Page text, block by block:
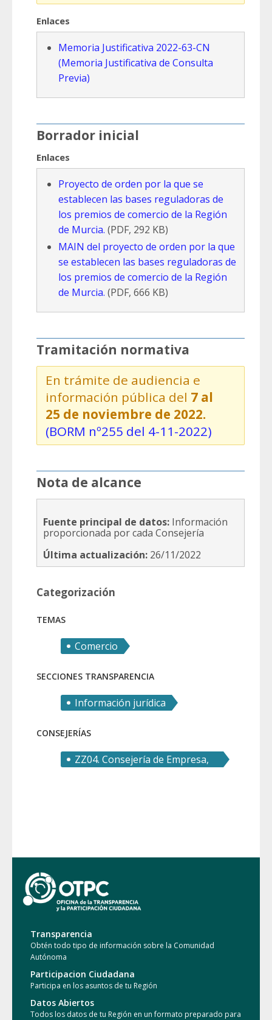
Enlaces
Memoria Justificativa 2022-63-CN
(Memoria Justificativa de Consulta
Previa)
Borrador inicial
Enlaces
Proyecto de orden por la que se
establecen las bases reguladoras de
los premios de comercio de la Región
de Murcia. (PDF, 292 KB)
MAIN del proyecto de orden por la que
se establecen las bases reguladoras de
los premios de comercio de la Región
de Murcia. (PDF, 666 KB)
Tramitación normativa
En trámite de audiencia e
información pública del 7 al
25 de noviembre de 2022.
(BORM nº255 del 4-11-2022)
Nota de alcance
Fuente principal de datos: Información
proporcionada por cada Consejería
Última actualización: 26/11/2022
Categorización
TEMAS
Comercio
SECCIONES TRANSPARENCIA
Información jurídica
CONSEJERÍAS
ZZ04. Consejería de Empresa,
Transparencia
Obtén todo tipo de información sobre la Comunidad
Autónoma
Participacion Ciudadana
Participa en los asuntos de tu Región
Datos Abiertos
Todos los datos de tu Región en un formato preparado para